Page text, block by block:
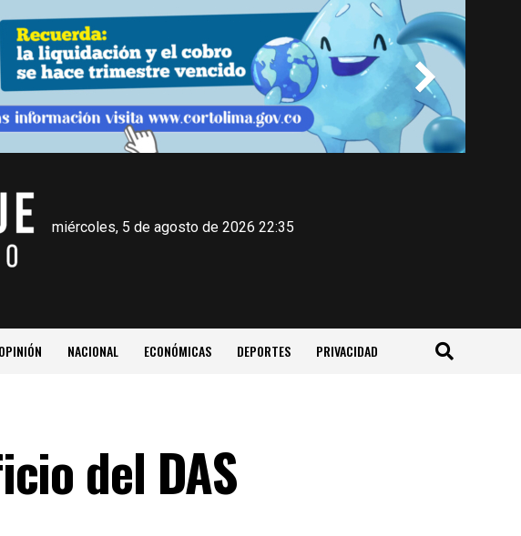
miércoles, 5 de agosto de 2026 22:35
OPINIÓN NACIONAL ECONÓMICAS DEPORTES PRIVACIDAD
del DAS